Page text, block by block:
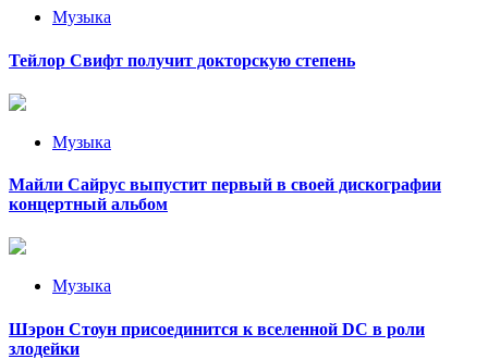
Музыка
Тейлор Свифт получит докторскую степень
Музыка
Майли Сайрус выпустит первый в своей дискографии
концертный альбом
Музыка
Шэрон Стоун присоединится к вселенной DC в роли
злодейки